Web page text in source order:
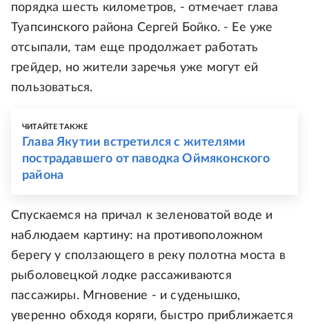
порядка шесть километров, - отмечает глава
Туапсинского района Сергей Бойко. - Ее уже
отсыпали, там еще продолжает работать
грейдер, но жители заречья уже могут ей
пользоваться.
ЧИТАЙТЕ ТАКЖЕ
Глава Якутии встретился с жителями
пострадавшего от паводка Оймяконского
района
Спускаемся на причал к зеленоватой воде и
наблюдаем картину: на противоположном
берегу у сползающего в реку полотна моста в
рыболовецкой лодке рассаживаются
пассажиры. Мгновение - и суденышко,
уверенно обходя коряги, быстро приближается